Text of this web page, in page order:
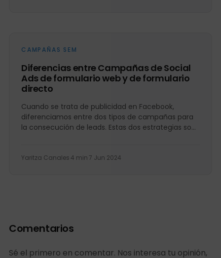
CAMPAÑAS SEM
Diferencias entre Campañas de Social
Ads de formulario web y de formulario
directo
Cuando se trata de publicidad en Facebook,
diferenciamos entre dos tipos de campañas para
la consecución de leads. Estas dos estrategias son
Yaritza Canales4 min7 Jun 2024
Comentarios
Sé el primero en comentar. Nos interesa tu opinión,